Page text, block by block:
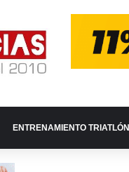
ENTRENAMIENTO TRIATLÓN